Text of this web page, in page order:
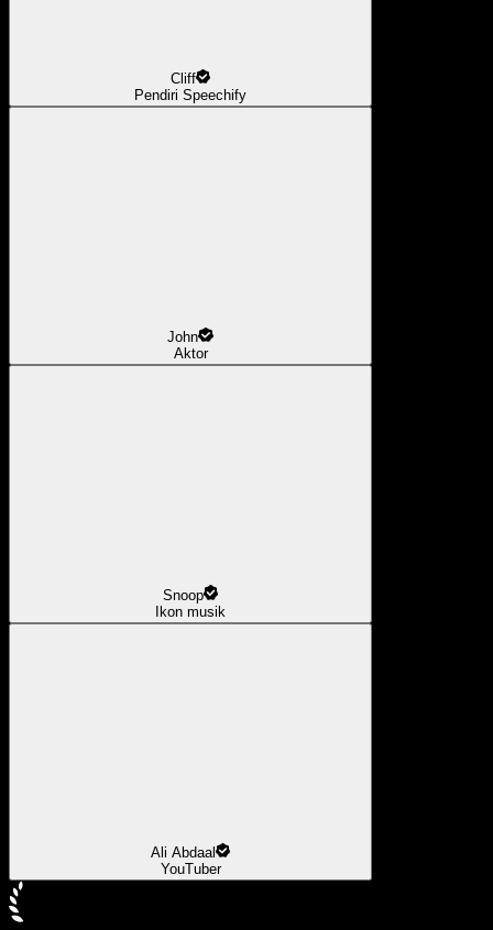
Cliff
Pendiri Speechify
John
Aktor
Snoop
Ikon musik
Ali Abdaal
YouTuber